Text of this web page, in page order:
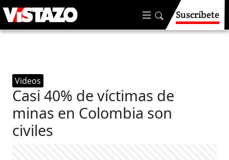
Suscríbete
Videos
Casi 40% de víctimas de
minas en Colombia son
civiles